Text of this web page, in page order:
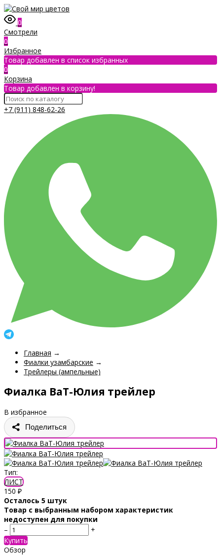
0
Смотрели
0
Избранное
Товар добавлен в список избранных
0
Корзина
Товар добавлен в корзину!
+7 (911) 848-62-26
Главная →
Фиалки узамбарские →
Трейлеры (ампельные)
Фиалка ВаТ-Юлия трейлер
В избранное
Поделиться
Тип:
ЛИСТ
150 ₽
Осталось 5 штук
Товар с выбранным набором характеристик
недоступен для покупки
–
+
Купить
Обзор